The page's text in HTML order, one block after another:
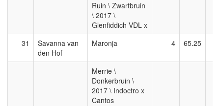
Ruin \ Zwartbruin
\ 2017 \
Glenfiddich VDL x
31
Savanna van
den Hof
Maronja 4 65.25
Merrie \
Donkerbruin \
2017 \ Indoctro x
Cantos